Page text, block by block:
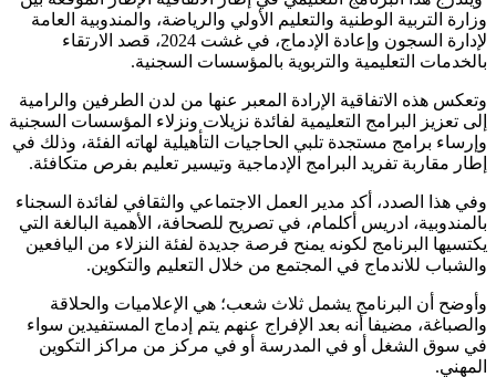
وزارة التربية الوطنية والتعليم الأولي والرياضة، والمندوبية العامة
لإدارة السجون وإعادة الإدماج، في غشت 2024، قصد الارتقاء
بالخدمات التعليمية والتربوية بالمؤسسات السجنية.
وتعكس هذه الاتفاقية الإرادة المعبر عنها من لدن الطرفين والرامية
إلى تعزيز البرامج التعليمية لفائدة نزيلات ونزلاء المؤسسات السجنية
وإرساء برامج مستجدة تلبي الحاجيات التأهيلية لهاته الفئة، وذلك في
إطار مقاربة تفريد البرامج الإدماجية وتيسير تعليم بفرص متكافئة.
وفي هذا الصدد، أكد مدير العمل الاجتماعي والثقافي لفائدة السجناء
بالمندوبية، ادريس أكلمام، في تصريح للصحافة، الأهمية البالغة التي
يكتسيها البرنامج لكونه يمنح فرصة جديدة لفئة النزلاء من اليافعين
والشباب للاندماج في المجتمع من خلال التعليم والتكوين.
وأوضح أن البرنامج يشمل ثلاث شعب؛ هي الإعلاميات والحلاقة
والصباغة، مضيفا أنه بعد الإفراج عنهم يتم إدماج المستفيدين سواء
في سوق الشغل أو في المدرسة أو في مركز من مراكز التكوين
المهني.